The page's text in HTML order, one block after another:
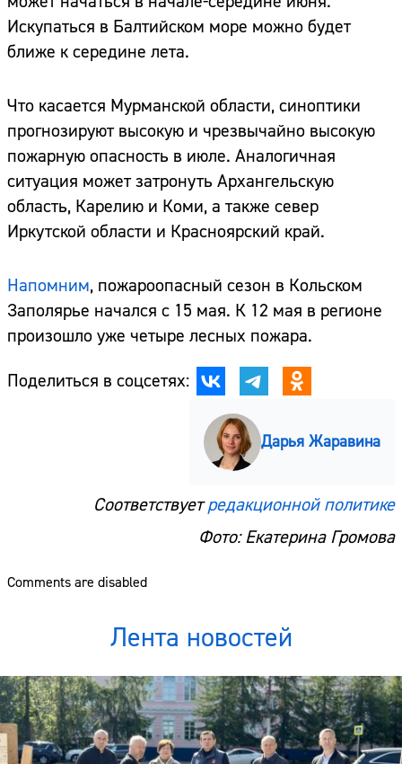
Искупаться в Балтийском море можно будет
ближе к середине лета.
Что касается Мурманской области, синоптики
прогнозируют высокую и чрезвычайно высокую
пожарную опасность в июле. Аналогичная
ситуация может затронуть Архангельскую
область, Карелию и Коми, а также север
Иркутской области и Красноярский край.
Напомним, пожароопасный сезон в Кольском
Заполярье начался с 15 мая. К 12 мая в регионе
произошло уже четыре лесных пожара.
Поделиться в соцсетях:
Дарья Жаравина
Соответствуетредакционной политике
Фото: Екатерина Громова
Comments are disabled
Лента новостей